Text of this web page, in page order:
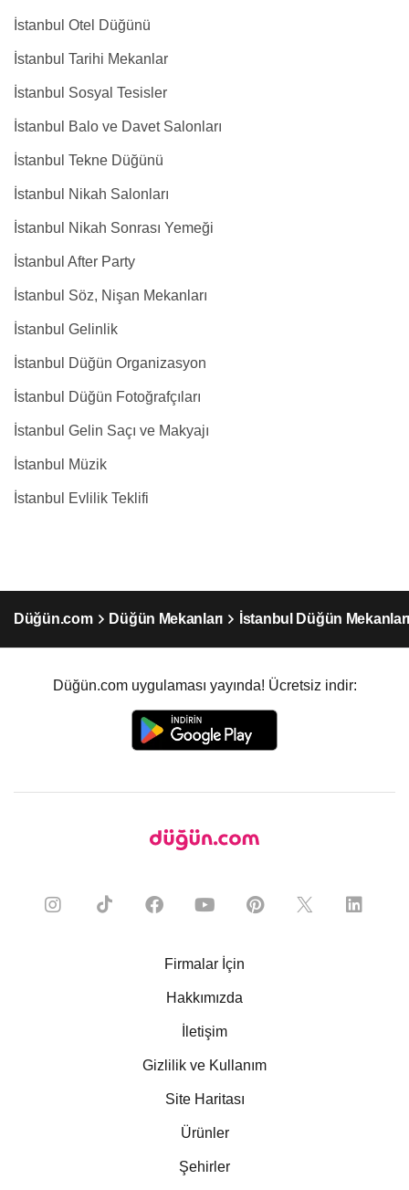
İstanbul Otel Düğünü
İstanbul Tarihi Mekanlar
İstanbul Sosyal Tesisler
İstanbul Balo ve Davet Salonları
İstanbul Tekne Düğünü
İstanbul Nikah Salonları
İstanbul Nikah Sonrası Yemeği
İstanbul After Party
İstanbul Söz, Nişan Mekanları
İstanbul Gelinlik
İstanbul Düğün Organizasyon
İstanbul Düğün Fotoğrafçıları
İstanbul Gelin Saçı ve Makyajı
İstanbul Müzik
İstanbul Evlilik Teklifi
Düğün.com Düğün Mekanları İstanbul Düğün
Düğün.com uygulaması yayında! Ücretsiz indir:
Firmalar İçin
Hakkımızda
İletişim
Gizlilik ve Kullanım
Site Haritası
Ürünler
Şehirler